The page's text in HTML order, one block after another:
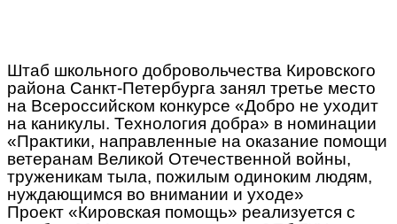
Штаб школьного добровольчества Кировского
района Санкт-Петербурга занял третье место
на Всероссийском конкурсе «Добро не уходит
на каникулы. Технология добра» в номинации
«Практики, направленные на оказание помощи
ветеранам Великой Отечественной войны,
труженикам тыла, пожилым одиноким людям,
нуждающимся во внимании и уходе»
Проект «Кировская помощь» реализуется с